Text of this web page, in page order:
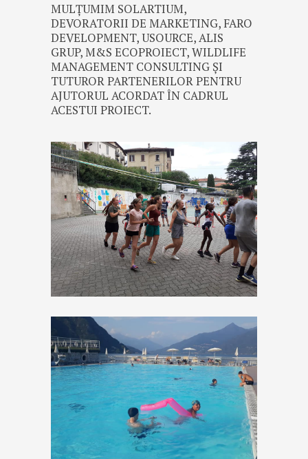
MULȚUMIM SOLARTIUM,
DEVORATORII DE MARKETING, FARO
DEVELOPMENT, USOURCE, ALIS
GRUP, M&S ECOPROIECT, WILDLIFE
MANAGEMENT CONSULTING ȘI
TUTUROR PARTENERILOR PENTRU
AJUTORUL ACORDAT ÎN CADRUL
ACESTUI PROIECT.